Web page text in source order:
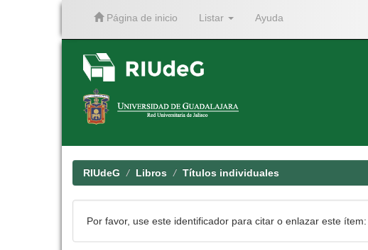
Página de inicio Listar Ayuda
RIUdeG Libros Títulos individuales
Por favor, use este identificador para citar o enlazar este ítem: